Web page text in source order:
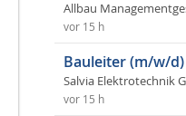
Allbau
vor 15 h
Bauleiter (m/w/
Salvia Elektrotechnik
vor 15 h